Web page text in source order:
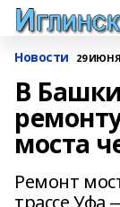
Новости 29 ИЮНЯ
В
моста
Ремонт
трассе Уфа